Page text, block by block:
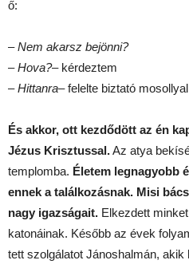
ő:
–Nem akarsz bejönni?
–Hova?– kérdeztem
–Hittanra– felelte biztató
És akkor, ott kezdődött az én
Jézus Krisztussal.Az atya
templomba. Életem legnagyobb
ennek a találkozásnak. Misi
nagy igazságait. Elkezdett
katonáinak. Később az évek
tett szolgálatot Jánoshalmán,